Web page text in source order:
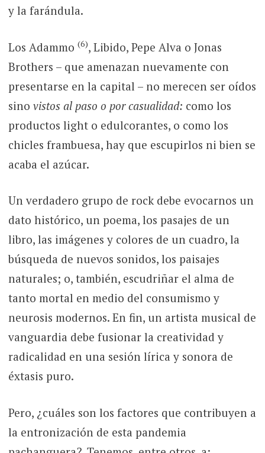
y la farándula.
Los Adammo (6), Libido, Pepe Alva o Jonas
Brothers – que amenazan nuevamente con
presentarse en la capital – no merecen ser oídos
sino vistos al paso o por casualidad: como los
productos light o edulcorantes, o como los
chicles frambuesa, hay que escupirlos ni bien se
acaba el azúcar.
Un verdadero grupo de rock debe evocarnos un
dato histórico, un poema, los pasajes de un
libro, las imágenes y colores de un cuadro, la
búsqueda de nuevos sonidos, los paisajes
naturales; o, también, escudriñar el alma de
tanto mortal en medio del consumismo y
neurosis modernos. En fin, un artista musical de
vanguardia debe fusionar la creatividad y
radicalidad en una sesión lírica y sonora de
éxtasis puro.
Pero, ¿cuáles son los factores que contribuyen a
la entronización de esta pandemia